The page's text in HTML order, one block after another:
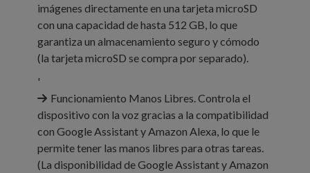
imágenes directamente en una tarjeta microSD
con una capacidad de hasta 512 GB, lo que
garantiza un almacenamiento seguro y cómodo
(la tarjeta microSD se compra por separado).
'
Funcionamiento Manos Libres. Controla el
dispositivo con la voz gracias a la compatibilidad
con Google Assistant y Amazon Alexa, lo que le
permite tener las manos libres para otras tareas.
(La disponibilidad de Google Assistant y Amazon